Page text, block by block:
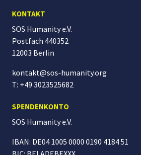
KONTAKT
SOS Humanity e.V.
Postfach 440352
12003 Berlin
kontakt@sos-humanity.org
T: +49 3023525682
SPENDENKONTO
SOS Humanitye.V.
IBAN: DE04 1005 0000 0190 4184 51